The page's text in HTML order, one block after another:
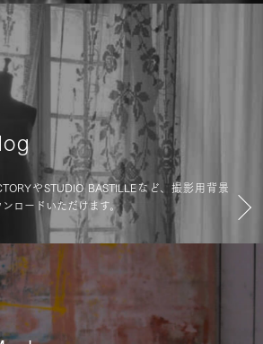
やSTUDIO BASTILLEなど、撮影用背景
ロードいただけます。